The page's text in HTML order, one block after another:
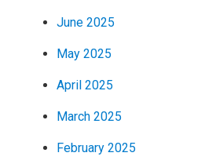
June 2025
May 2025
April 2025
March 2025
February 2025